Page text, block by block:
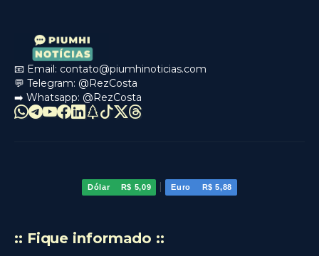
📧 Email: contato@piumhinoticias.com
💬 Telegram: @RezCosta
➡️ Whatsapp: @RezCosta
Dólar R$ 5,09 | Euro R$ 5,88
:: Fique informado ::